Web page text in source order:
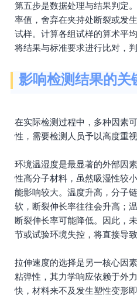
第五步是数据处理与结果判定
率值，舍弃在夹持处断裂或发
试样。计算各组试样的算术平
将结果与标准要求进行比对，判
影响检测结果的关
在实际检测过程中，多种因素
性，需要检测人员予以高度重视
环境温湿度是最显著的外部因
性高分子材料，虽然吸湿性较
能影响较大。温度升高，分子
软，断裂伸长率往往会升高；
断裂伸长率可能降低。因此，
节或试验环境失控，将直接导致
拉伸速度的选择是另一核心因
粘弹性，其力学响应依赖于外
快，材料来不及发生塑性变形